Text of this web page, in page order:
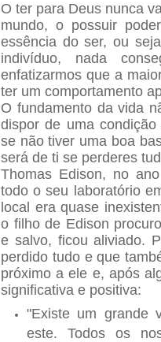
O ter para Deus nunca
mundo, o possuir
essência do ser, ou
indivíduo, nada
enfatizarmos que a
ter um comportamento
O fundamento da vida
dispor de uma
se não tiver uma boa
será de ti se perderes
Thomas Edison, no
todo o seu laboratório
local era quase
o filho de Edison
e salvo, ficou aliviado.
perdido tudo e que
próximo a ele e, após
significativa e positiva:
"Existe um grande
este. Todos os